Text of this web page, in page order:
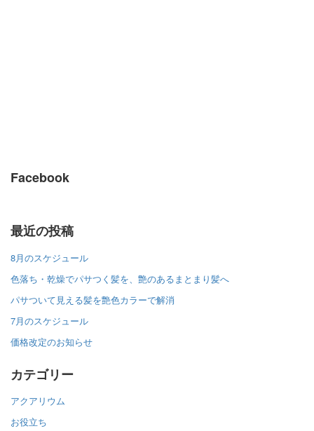
Facebook
最近の投稿
8月のスケジュール
色落ち・乾燥でパサつく髪を、艶のあるまとまり髪へ
パサついて見える髪を艶色カラーで解消
7月のスケジュール
価格改定のお知らせ
カテゴリー
アクアリウム
お役立ち